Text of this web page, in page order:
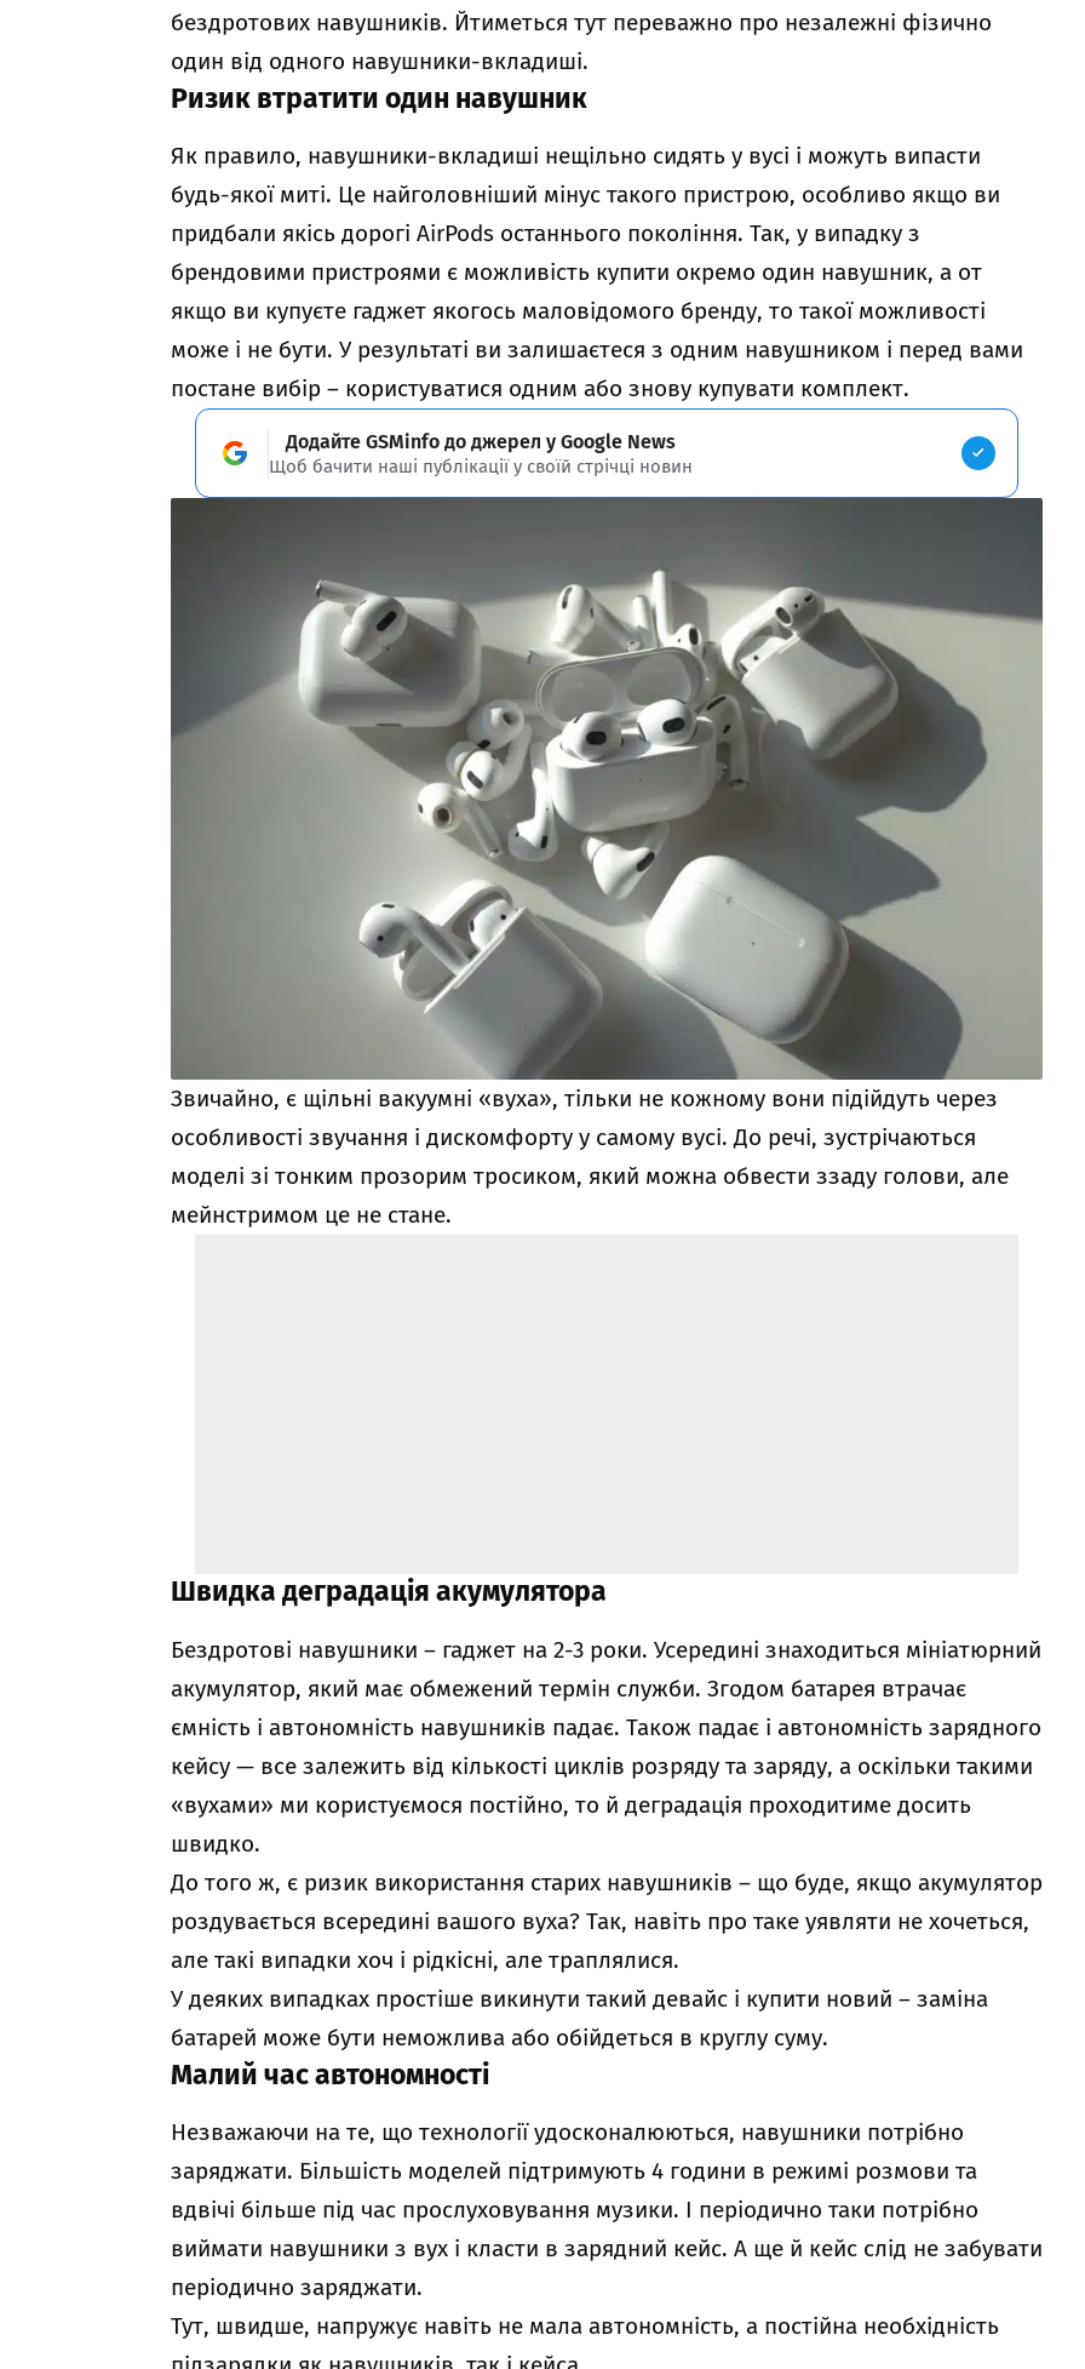
бездротових навушників. Йтиметься тут переважно про незалежні фізично
один від одного навушники-вкладиші.
Ризик втратити один навушник
Як правило, навушники-вкладиші нещільно сидять у вусі і можуть випасти
будь-якої миті. Це найголовніший мінус такого пристрою, особливо якщо ви
придбали якісь дорогі AirPods останнього покоління. Так, у випадку з
брендовими пристроями є можливість купити окремо один навушник, а от
якщо ви купуєте гаджет якогось маловідомого бренду, то такої можливості
може і не бути. У результаті ви залишаєтеся з одним навушником і перед вами
постане вибір – користуватися одним або знову купувати комплект.
Додайте GSMinfo до джерел у Google News
Щоб бачити наші публікації у своїй стрічці новин
Звичайно, є щільні вакуумні «вуха», тільки не кожному вони підійдуть через
особливості звучання і дискомфорту у самому вусі. До речі, зустрічаються
моделі зі тонким прозорим тросиком, який можна обвести ззаду голови, але
мейнстримом це не стане.
Швидка деградація акумулятора
Бездротові навушники – гаджет на 2-3 роки. Усередині знаходиться мініатюрний
акумулятор, який має обмежений термін служби. Згодом батарея втрачає
ємність і автономність навушників падає. Також падає і автономність зарядного
кейсу — все залежить від кількості циклів розряду та заряду, а оскільки такими
«вухами» ми користуємося постійно, то й деградація проходитиме досить
швидко.
До того ж, є ризик використання старих навушників – що буде, якщо акумулятор
роздувається всередині вашого вуха? Так, навіть про таке уявляти не хочеться,
але такі випадки хоч і рідкісні, але траплялися.
У деяких випадках простіше викинути такий девайс і купити новий – заміна
батарей може бути неможлива або обійдеться в круглу суму.
Малий час автономності
Незважаючи на те, що технології удосконалюються, навушники потрібно
заряджати. Більшість моделей підтримують 4 години в режимі розмови та
вдвічі більше під час прослуховування музики. І періодично таки потрібно
виймати навушники з вух і класти в зарядний кейс. А ще й кейс слід не забувати
періодично заряджати.
Тут, швидше, напружує навіть не мала автономність, а постійна необхідність